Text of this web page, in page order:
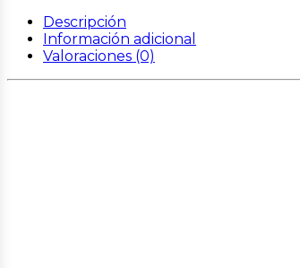
Descripción
Información adicional
Valoraciones (0)